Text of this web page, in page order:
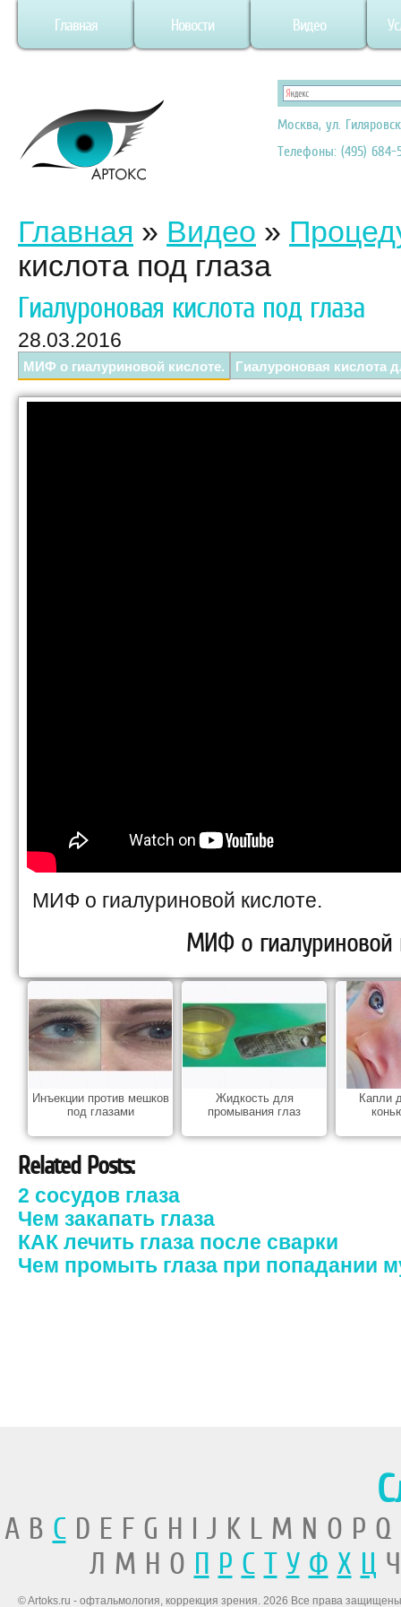
Главная Новости Видео
Москва, ул.
Телефоны: (495) 684-
Главная » Видео »
кислота под глаза
Гиалуроновая кислота под глаза
28.03.2016
МИФ о гиалуриновой кислоте. Гиалуроновая кислота
МИФ о гиалуриновой кислоте.
МИФ о гиалуриновой
Инъекции против мешков
под глазами
Жидкость для
промывания глаз
Капли
Related Posts:
2 сосудов глаза
Чем закапать глаза
КАК лечить глаза после сварки
Чем промыть глаза при попадании
A B CD E F G H I J K L M N O P
Л М Н О П Р С Т У Ф Х Ц
© Artoks.ru - офтальмология, коррекция зрения. 2026 Все права